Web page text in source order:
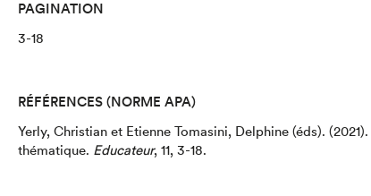
PAGINATION
3-18
RÉFÉRENCES (NORME APA)
Yerly, Christian et Etienne Tomasini, Delphine (éds). (2021).
thématique. Educateur, 11, 3-18.